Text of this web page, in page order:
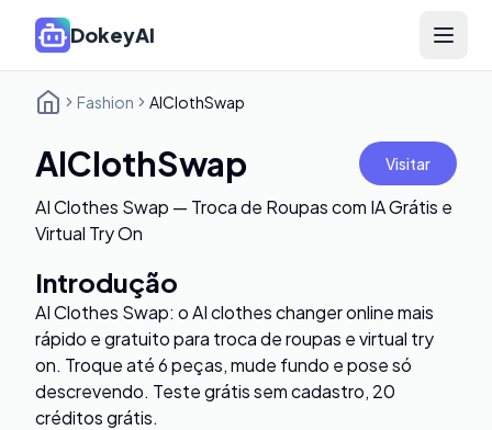
DokeyAI Open
Fashion AIClothSwap
AIClothSwap Visitar
AI Clothes Swap — Troca de Roupas com IA Grátis e
Virtual Try On
Introdução
AI Clothes Swap: o AI clothes changer online mais
rápido e gratuito para troca de roupas e virtual try
on. Troque até 6 peças, mude fundo e pose só
descrevendo. Teste grátis sem cadastro, 20
créditos grátis.